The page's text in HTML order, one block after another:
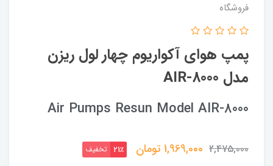
فروشگاه
پمپ هوای آکواریوم چهار لول ریزن
مدل AIR-8000
Air Pumps Resun Model AIR-8000
2,475,000
1,969,000تومان 21٪ تخفیف